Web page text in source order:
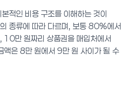
적인 비용 구조를 이해하는 것이
종류에 따라 다르며, 보통 80%에서
만 원짜리 상품권을 매입처에서
액은 8만 원에서 9만 원 사이가 될 수